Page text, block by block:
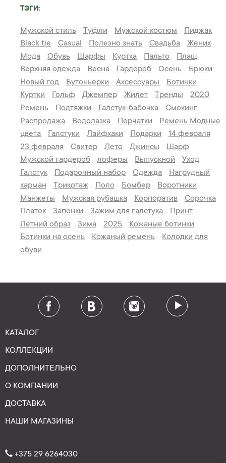
ТЭГИ:
Мужской стиль Туфли Мужской костюм
Пиджак
Black tie
Casual Полезно знать Свадьба
Жених
Мода
Обувь Шарфы Куртка Пальто
Плащ
Верхняя одежда
Весна Гардероб Осень
Брюки
Новый год
Бутоньерки Аксессуары
Ботинки
Куртки
Гольф Джемпер Жилет Тренды
2020
Ремень
Подтяжки Галстук-бабочка
Смокинг
Распродажа
Водолазка Перчатки Ремень Модные
цвета
Галстуки Лайфхаки Подарки
14 февраля
23 февраля
Свитер Лето Джинсы
Шарф
Мужской гардероб
лоферы Выпускной
Уход
Галстук
Подарочный набор Одежда
Нагрудный
карман
Трикотаж Поло Бомбер
Воротники
Манжеты
Мужская рубашка Корпоратив
Сорочка
Платок
Запонки Зажим для галстука
Принт
Летний образ
Зима 2025
Кожаные ботинки
Ботинки на осень
Кожаный ремень
Колодки для
обуви
КАТАЛОГ
КОЛЛЕКЦИИ
ДОПОЛНИТЕЛЬНО
О КОМПАНИИ
ДОСТАВКА
НАШИ МАГАЗИНЫ
+375 29 6264030